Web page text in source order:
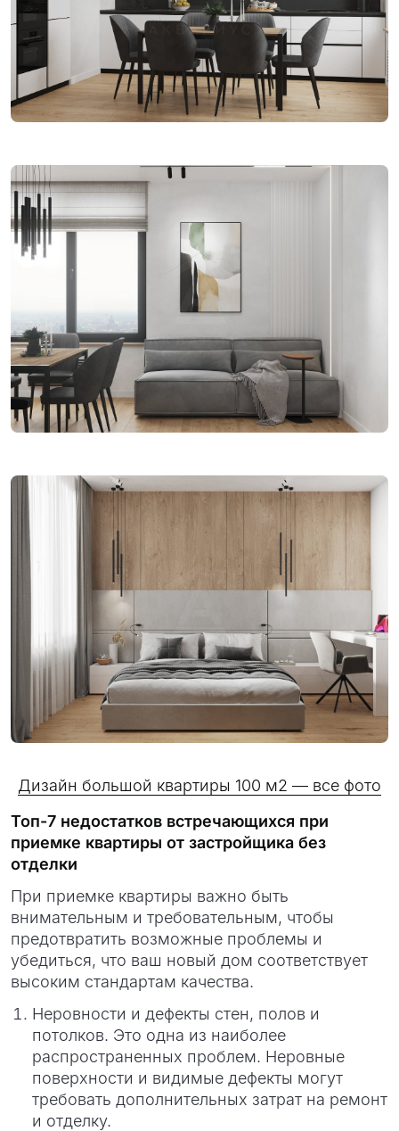
Дизайн большой квартиры 100 м2 — все фото
Топ-7 недостатков встречающихся при
приемке квартиры от застройщика без
отделки
При приемке квартиры важно быть
внимательным и требовательным, чтобы
предотвратить возможные проблемы и
убедиться, что ваш новый дом соответствует
высоким стандартам качества.
Неровности и дефекты стен, полов и
потолков. Это одна из наиболее
распространенных проблем. Неровные
поверхности и видимые дефекты могут
требовать дополнительных затрат на ремонт
и отделку.